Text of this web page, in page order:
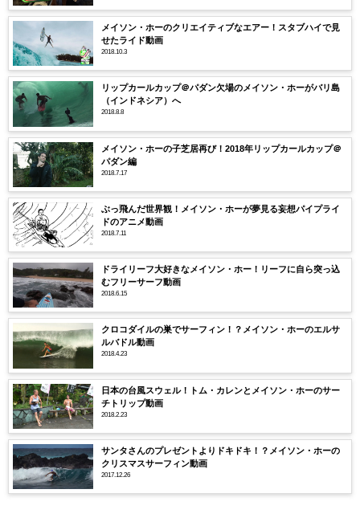
メイソン・ホーのクリエイティブなエアー！スタブハイで見
せたライド動画
2018.10.3
リップカールカップ＠パダン欠場のメイソン・ホーがバリ島
（インドネシア）へ
2018.8.8
メイソン・ホーの子芝居再び！2018年リップカールカップ＠
パダン編
2018.7.17
ぶっ飛んだ世界観！メイソン・ホーが夢見る妄想パイプライ
ドのアニメ動画
2018.7.11
ドライリーフ大好きなメイソン・ホー！リーフに自ら突っ込
むフリーサーフ動画
2018.6.15
クロコダイルの巣でサーフィン！？メイソン・ホーのエルサ
ルバドル動画
2018.4.23
日本の台風スウェル！トム・カレンとメイソン・ホーのサー
チトリップ動画
2018.2.23
サンタさんのプレゼントよりドキドキ！？メイソン・ホーの
クリスマスサーフィン動画
2017.12.26